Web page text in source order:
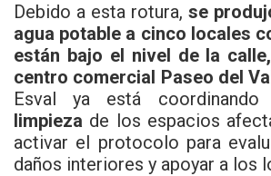
Debido a esta rotura, se
agua potable a cinco locales
están bajo el nivel de la
centro comercial Paseo del
Esval ya está
limpieza de los espacios
activar el protocolo para
daños interiores y apoyar a los